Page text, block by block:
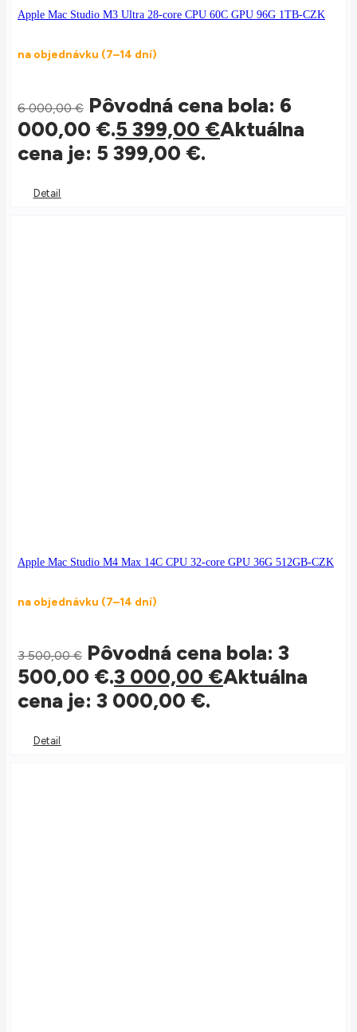
Apple Mac Studio M3 Ultra 28-core CPU 60C GPU 96G 1TB-CZK
na objednávku (7–14 dní)
6 000,00€ Pôvodná cena bola: 6
000,00 €.5 399,00 €Aktuálna
cena je: 5 399,00 €.
Detail
Apple Mac Studio M4 Max 14C CPU 32-core GPU 36G 512GB-CZK
na objednávku (7–14 dní)
3 500,00€ Pôvodná cena bola: 3
500,00 €.3 000,00 €Aktuálna
cena je: 3 000,00 €.
Detail